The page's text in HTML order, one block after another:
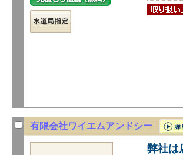
有限会社ワイエムアンドシー
弊社は